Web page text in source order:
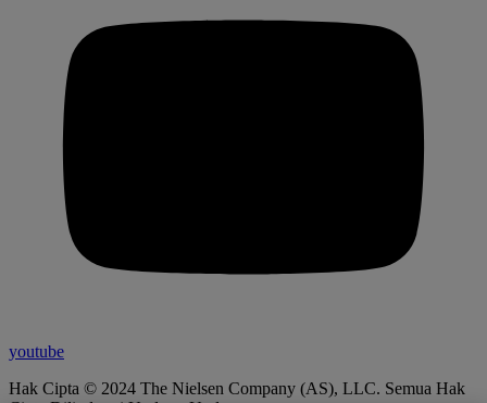
youtube
Hak Cipta © 2024 The Nielsen Company (AS), LLC. Semua Hak